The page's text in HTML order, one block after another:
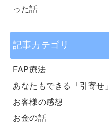
った話
記事カテゴリ
FAP療法
あなたもできる「引寄せ」
お客様の感想
お金の話